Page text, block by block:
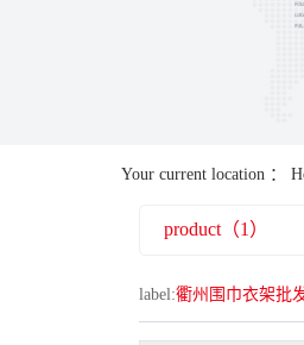
Your current location ：
product（1）
label:衢州围巾衣架批